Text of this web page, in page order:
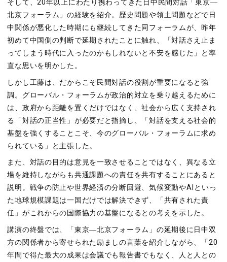
そして、20年以上にわたり携わってきた日中民間対話「東京―
北京フォーラム」の経験を紹介。歴史問題や領土問題などで日
中関係が悪化した時期にも継続してきた同フォーラムが、昨年
初めて中国側の判断で延期されたことに触れ、「対話さえ止ま
ってしまう時代に入ったのかもしれないと不安を感じた」と率
直な思いを明かした。
しかし工藤は、だからこそ民間対話の役割が重要になると強
調。グローバル・フォーラムが政治的対立を乗り越えるために
は、政府から距離を置くだけではなく、社会から広く支持され
る「対話の正当性」が必要だと指摘し、「対話を支える社会的
基盤を強くすることこそ、今のグローバル・フォーラムに求め
られている」と主張した。
また、対話の目的は意見を一致させることではなく、異なる立
場を維持しながらも共通課題への責任を共有することにあると
説明。戦争の防止や世界経済の分断回避、気候変動やAI といっ
た地球規模課題は一国だけでは解決できず、「共有された責
任」がこれからの国際協力の基盤になるとの考えを示した。
講演の終盤では、「東京―北京フォーラム」の延期後に日中双
方の関係者から寄せられた励ましの言葉を紹介しながら、「20
年間で得た最大の成果は会議でも報告書でもなく、人と人との